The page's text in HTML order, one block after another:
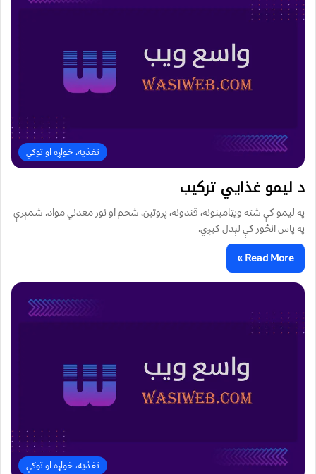
تغذیه، خواړه او توکي
د لیمو غذايي ترکیب
په لیمو کې شته ویټامینونه، قندونه، پروتین، شحم او نور معدني مواد. شمېرې
په پاس انځور کې لېدل کیږي.
Read More »
تغذیه، خواړه او توکي